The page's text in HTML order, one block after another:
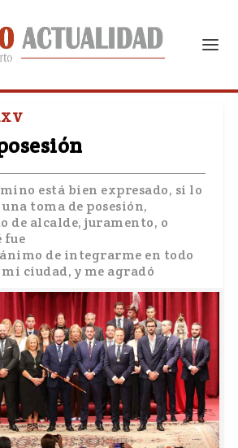
está bien expresado, si lo
toma de posesión,
de alcalde, juramento, o
fue
de integrarme en todo
ciudad, y me agradó